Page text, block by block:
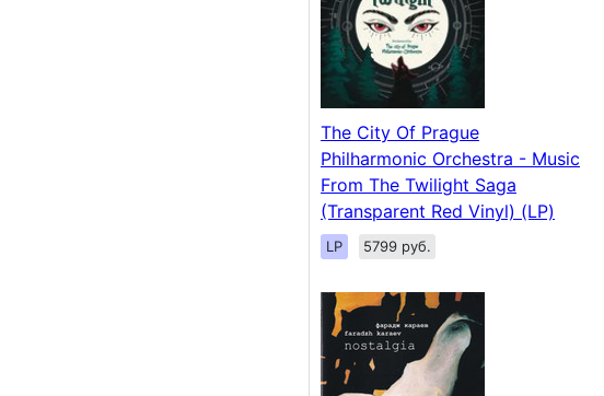
The City Of Prague
Philharmonic Orchestra - Music
From The Twilight Saga
(Transparent Red Vinyl) (LP)
LP 5799 руб.